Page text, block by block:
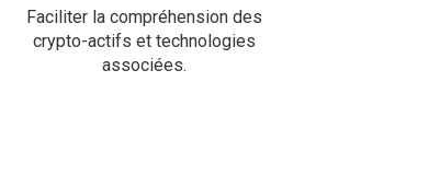
Faciliter la compréhension des
crypto-actifs et technologies
associées.